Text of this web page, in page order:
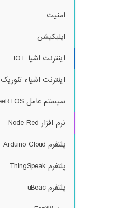
امنیت
اپلیکیشن
اینترنت اشیا IOT
اینترنت اشیاء تئوریک
سیستم عامل FreeRTOS
نرم افزار Node Red
پلتفرم Arduino Cloud
پلتفرم ThingSpeak
پلتفرم uBeac